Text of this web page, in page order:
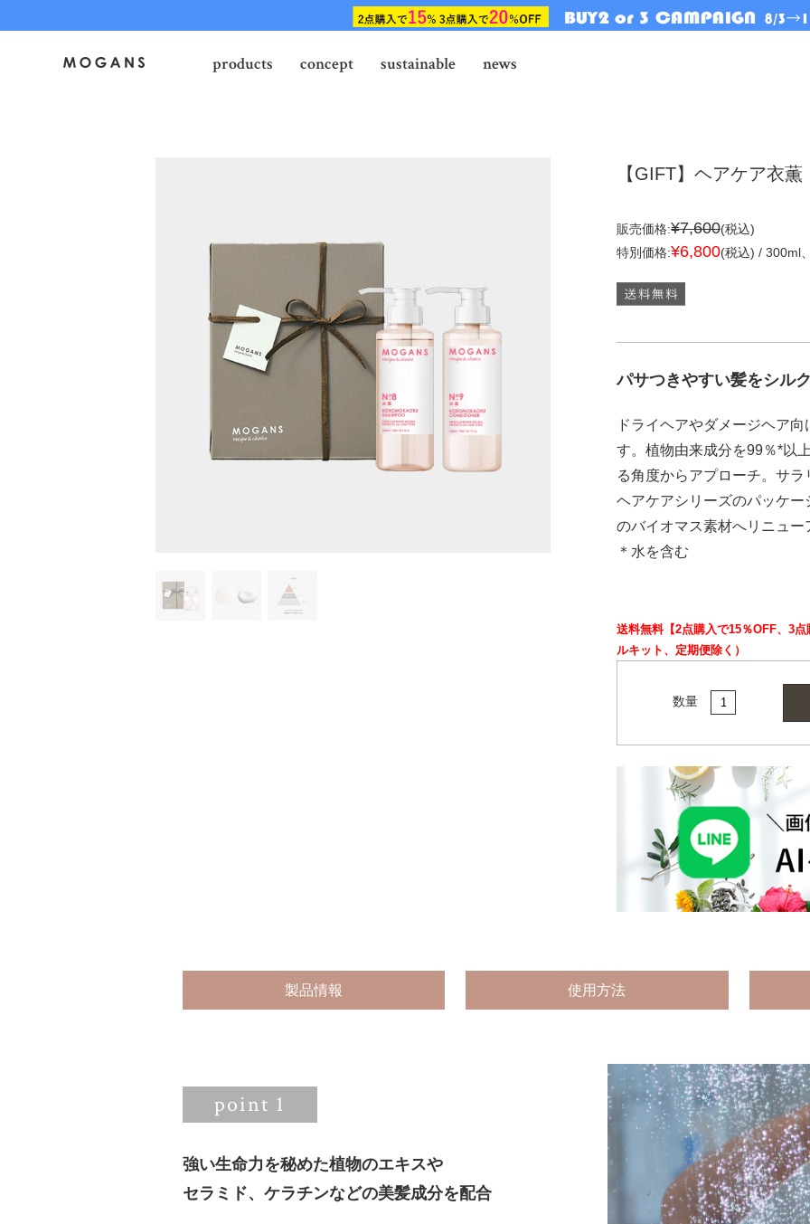
products concept sustainable news
【GIFT】ヘアケア衣
販売価格:¥7,600(税込)
特別価格:¥6,800(税込) / 300ml
パサつきやすい髪をシル
ドライヘアやダメージヘア
す。植物由来成分を99％*以
る角度からアプローチ。サ
ヘアケアシリーズのパッケ
のバイオマス素材へリニュー
＊水を含む
送料無料【2点購入で15％OFF、3
ルキット、定期便除く）
数量
製品情報 使用方法
point 1
強い生命力を秘めた植物のエキスや
セラミド、ケラチンなどの美髪成分を配合